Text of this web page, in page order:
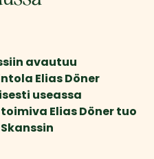
avautuu
Elias Döner
useassa
Elias Döner tuo